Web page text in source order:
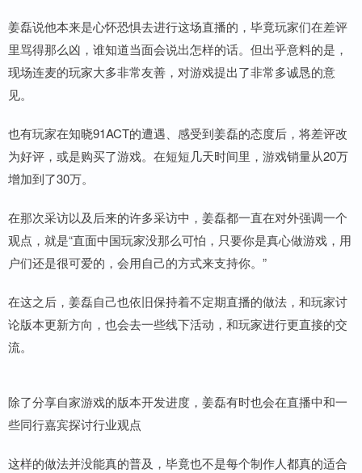
姜磊说他本来是心怀恐惧去进行这场直播的，毕竟玩家们在差评
里骂得那么凶，谁知道当面会说出怎样的话。但出乎意料的是，
现场连麦的玩家大多非常友善，对游戏提出了非常多诚恳的意
见。
也有玩家在知晓91ACT的遭遇、感受到姜磊的态度后，将差评改
为好评，或是购买了游戏。在短短几天时间里，游戏销量从20万
增加到了30万。
在那次采访以及后来的许多采访中，姜磊都一直在对外强调一个
观点，就是“直面中国玩家没那么可怕，只要你是真心做游戏，用
户们还是很可爱的，会用自己的方式来支持你。”
在这之后，姜磊自己也依旧保持着不定期直播的做法，和玩家讨
论版本更新方向，也会去一些线下活动，和玩家进行更直接的交
流。
除了分享自家游戏的版本开发进度，姜磊有时也会在直播中和一
些同行嘉宾探讨行业观点
这样的做法并没能真的普及，毕竟也不是每个制作人都真的适合